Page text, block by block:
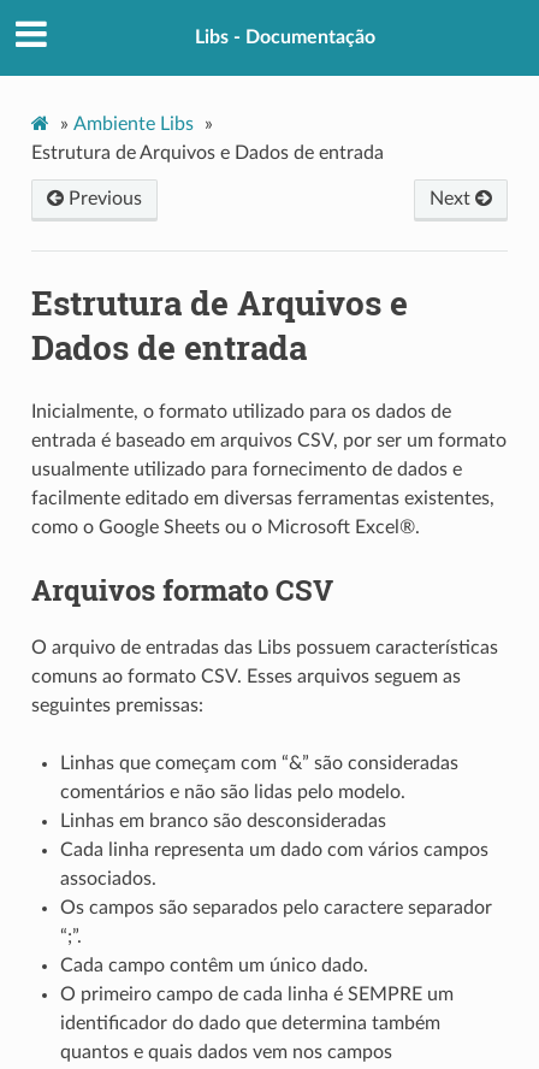
Libs - Documentação
» Ambiente Libs
»
Estrutura de Arquivos e Dados de entrada
Next
Previous
Estrutura de Arquivos e
Dados de entrada
Inicialmente, o formato utilizado para os dados de
entrada é baseado em arquivos CSV, por ser um formato
usualmente utilizado para fornecimento de dados e
facilmente editado em diversas ferramentas existentes,
como o Google Sheets ou o Microsoft Excel®.
Arquivos formato CSV
O arquivo de entradas das Libs possuem características
comuns ao formato CSV. Esses arquivos seguem as
seguintes premissas:
Linhas que começam com “&” são consideradas
comentários e não são lidas pelo modelo.
Linhas em branco são desconsideradas
Cada linha representa um dado com vários campos
associados.
Os campos são separados pelo caractere separador
“;”.
Cada campo contêm um único dado.
O primeiro campo de cada linha é SEMPRE um
identificador do dado que determina também
quantos e quais dados vem nos campos